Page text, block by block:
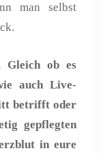
man selbst
Gleich ob es
auch Live-
betrifft oder
gepflegten
in eure